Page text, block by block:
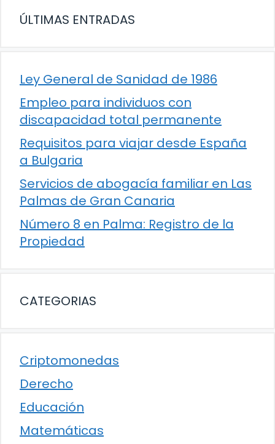
ÚLTIMAS ENTRADAS
Ley General de Sanidad de 1986
Empleo para individuos con
discapacidad total permanente
Requisitos para viajar desde España
a Bulgaria
Servicios de abogacía familiar en Las
Palmas de Gran Canaria
Número 8 en Palma: Registro de la
Propiedad
CATEGORIAS
Criptomonedas
Derecho
Educación
Matemáticas